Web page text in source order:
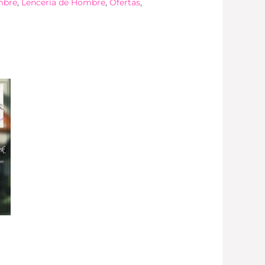
, Lencería de Hombre,Ofertas,